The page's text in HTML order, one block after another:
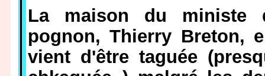
La maison du ministe
pognon, Thierry Breton,
vient d'être taguée